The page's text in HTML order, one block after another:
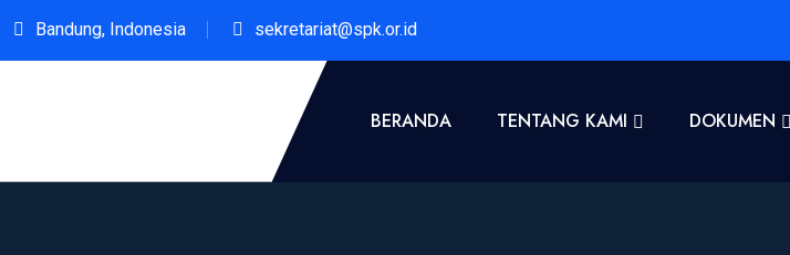
Bandung, Indonesia sekretariat@spk.or.id
BERANDA TENTANG KAMI DOKUMEN